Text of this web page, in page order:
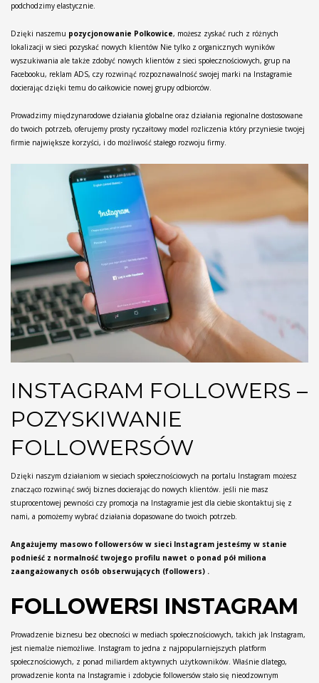
podchodzimy elastycznie.
Dzięki naszemu pozycjonowanie Polkowice, możesz zyskać ruch z różnych
lokalizacji w sieci pozyskać nowych klientów Nie tylko z organicznych wyników
wyszukiwania ale także zdobyć nowych klientów z sieci społecznościowych, grup na
Facebooku, reklam ADS, czy rozwinąć rozpoznawalność swojej marki na Instagramie
docierając dzięki temu do całkowicie nowej grupy odbiorców.
Prowadzimy międzynarodowe działania globalne oraz działania regionalne dostosowane
do twoich potrzeb, oferujemy prosty ryczałtowy model rozliczenia który przyniesie twojej
firmie największe korzyści, i do możliwość stałego rozwoju firmy.
INSTAGRAM FOLLOWERS –
POZYSKIWANIE
FOLLOWERSÓW
Dzięki naszym działaniom w sieciach społecznościowych na portalu Instagram możesz
znacząco rozwinąć swój biznes docierając do nowych klientów. jeśli nie masz
stuprocentowej pewności czy promocja na Instagramie jest dla ciebie skontaktuj się z
nami, a pomożemy wybrać działania dopasowane do twoich potrzeb.
Angażujemy masowo followersów w sieci Instagram jesteśmy w stanie
podnieść z normalność twojego profilu nawet o ponad pół miliona
zaangażowanych osób obserwujących (followers) .
FOLLOWERSI INSTAGRAM
Prowadzenie biznesu bez obecności w mediach społecznościowych, takich jak Instagram,
jest niemalże niemożliwe. Instagram to jedna z najpopularniejszych platform
społecznościowych, z ponad miliardem aktywnych użytkowników. Właśnie dlatego,
prowadzenie konta na Instagramie i zdobycie followersów stało się nieodzownym